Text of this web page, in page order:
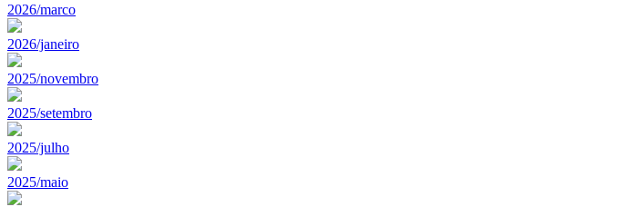
2026/marco
2026/janeiro
2025/novembro
2025/setembro
2025/julho
2025/maio